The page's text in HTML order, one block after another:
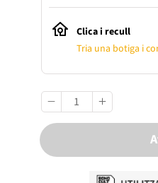
Clica i recull
Tria una botiga i